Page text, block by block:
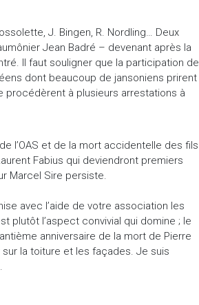
J. Bingen, R. Nordling… Deux
Jean Badré – devenant après la
Il faut souligner que la participation de
dont beaucoup de jansoniens prirent
procédèrent à plusieurs arrestations à
l’OAS et de la mort accidentelle des fils
Fabius qui deviendront premiers
Marcel Sire persiste.
avec l’aide de votre association les
plutôt l’aspect convivial qui domine ; le
anniversaire de la mort de Pierre
la toiture et les façades. Je suis